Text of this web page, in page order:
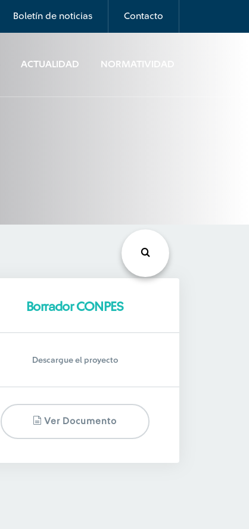
Boletín de noticias Contacto
ACTUALIDAD NORMATIVIDAD
Borrador CONPES
Descargue el proyecto
Ver Documento